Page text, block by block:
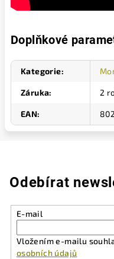
Doplňkové
Kategorie:
Záruka: 2
EAN:
Odebírat
E-mail
Vložením e-mailu
osobních údajů